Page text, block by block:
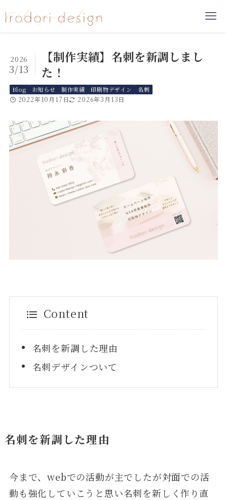
【制作実績】名刺を新調しまし
た！
2026
3/13
Blog お知らせ 制作実績 印刷物デザイン 名刺
2022年10月17日 2026年3月13日
Content
名刺を新調した理由
名刺デザインついて
名刺を新調した理由
今まで、webでの活動が主でしたが対面での活
動も強化していこうと思い名刺を新しく作り直